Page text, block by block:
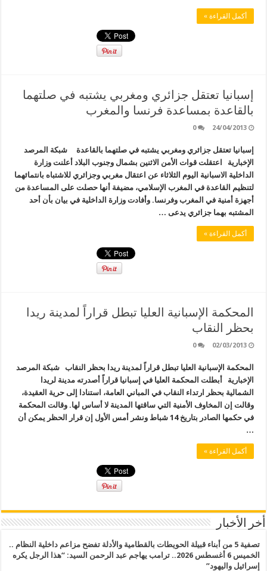
أكمل القراءة »
إسبانيا تعتقل جزائري ومغربي يشتبه في صلتهما
بالقاعدة بمساعدة فرنسا والمغرب
24/04/2013
0
إسبانيا تعتقل جزائري ومغربي يشتبه في صلتهما بالقاعدة شبكة المرصد
الإخبارية اعتقلت قوات الأمن الاثنين بشمال وجنوب البلاد أعلنت وزارة
الداخلية الاسبانية اليوم الثلاثاء عن اعتقال مغربي وجزائري للاشتباه بانتمائهما
لتنظيم القاعدة في المغرب الإسلامي، مضيفة أنها حصلت على المساعدة من
أجهزة أمنية في المغرب وفرنسا. وأفادت وزارة الداخلية في بيان بأن أحد
المشتبه بهما جزائري يدعى …
أكمل القراءة »
المحكمة الإسبانية العليا تبطل قراراً لمدينة ريدا
بحظر النقاب
02/03/2013
0
المحكمة الإسبانية العليا تبطل قراراً لمدينة ريدا بحظر النقاب شبكة المرصد
الإخبارية أبطلت المحكمة العليا في إسبانيا قراراً أصدرته مدينة لريدا
الشمالية بحظر ارتداء النقاب في المباني العامة، استنادا إلى حرية العقيدة،
وقالت إن المخاوف الأمنية التي ساقتها المدينة لا أساس لها. وقالت المحكمة
في حكمها الصادر بتاريخ 14 شباط ونشر أمس الأول إن قرار الحظر يمكن أن
…
أكمل القراءة »
أخر الأخبار
تصفية 5 من أبناء قبيلة الحويطات بالقطامية والأدلة تفضح مزاعم داخلية النظام ..
الخميس 6 أغسطس 2026.. ترامب يهاجم عبد الرحمن السيد: “هذا الرجل يكره
إسرائيل واليهود”